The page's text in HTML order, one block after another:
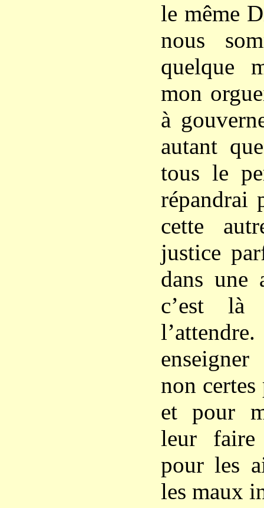
le même
nous
quelque
mon
à
autant
tous le
répandrai
cette
justice
dans une
c’est là
non
et pour
leur
pour les
les maux